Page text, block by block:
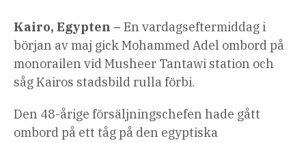
Kairo, Egypten – En vardagseftermiddag i
början av maj gick Mohammed Adel ombord på
monorailen vid Musheer Tantawi station och
såg Kairos stadsbild rulla förbi.
Den 48-årige försäljningschefen hade gått
ombord på ett tåg på den egyptiska